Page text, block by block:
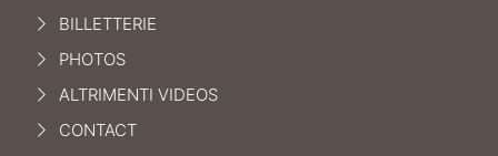
BILLETTERIE
PHOTOS
ALTRIMENTI VIDEOS
CONTACT